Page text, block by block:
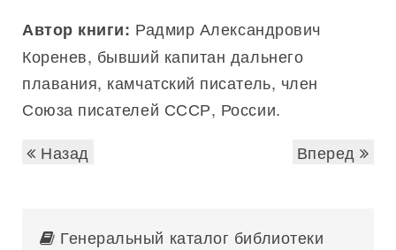
Автор книги: Радмир Александрович
Коренев, бывший капитан дальнего
плавания, камчатский писатель, член
Союза писателей СССР, России.
Назад
Вперед
Генеральный каталог библиотеки